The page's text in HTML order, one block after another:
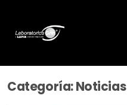
Categoría:Noticias